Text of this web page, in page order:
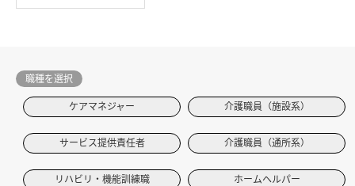
職種を選択
ケアマネジャー 介護職員（施設系）
サービス提供責任者 介護職員（通所系）
リハビリ・機能訓練職 ホームヘルパー